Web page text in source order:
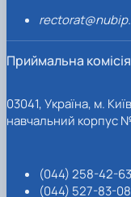
Приймальна комісія
03041, Україна, м.
навчальний корпус
(044) 258-42-63
(044) 527-83-08